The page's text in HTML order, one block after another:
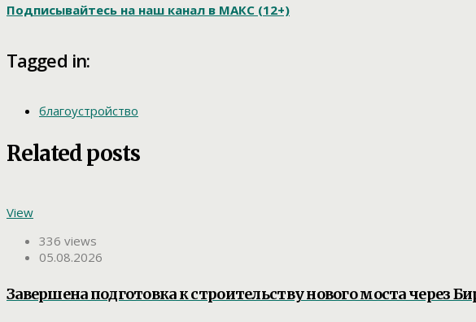
Подписывайтесь на наш канал в МАКС (12+)
Tagged in:
благоустройство
Related posts
View
336 views
05.08.2026
Завершена подготовка к строительству нового моста через